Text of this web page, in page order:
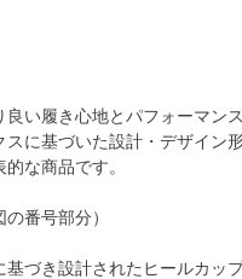
良い履き心地とパフォーマン
スに基づいた設計・デザイン
な商品です。
番号部分）
づき設計されたヒールカッ